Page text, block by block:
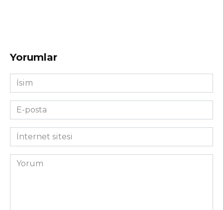
Yorumlar
İsim
*
E-
posta
*İnternet
sitesi
Yorum